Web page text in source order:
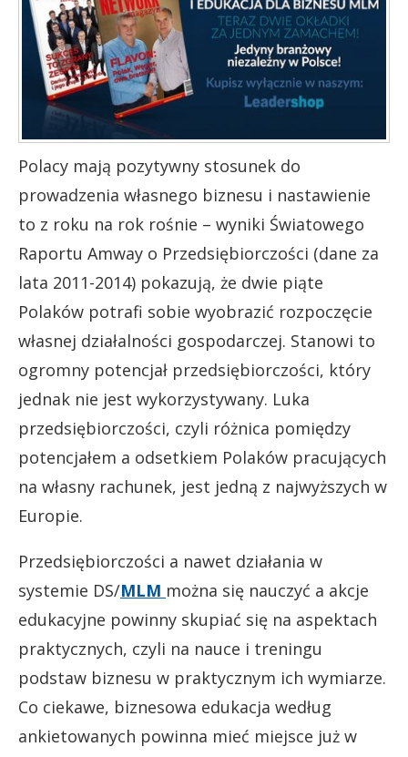
Polacy mają pozytywny stosunek do
prowadzenia własnego biznesu i nastawienie
to z roku na rok rośnie – wyniki Światowego
Raportu Amway o Przedsiębiorczości (dane za
lata 2011-2014) pokazują, że dwie piąte
Polaków potrafi sobie wyobrazić rozpoczęcie
własnej działalności gospodarczej. Stanowi to
ogromny potencjał przedsiębiorczości, który
jednak nie jest wykorzystywany. Luka
przedsiębiorczości, czyli różnica pomiędzy
potencjałem a odsetkiem Polaków pracujących
na własny rachunek, jest jedną z najwyższych w
Europie.
Przedsiębiorczości a nawet działania w
systemie DS/MLM można się nauczyć a akcje
edukacyjne powinny skupiać się na aspektach
praktycznych, czyli na nauce i treningu
podstaw biznesu w praktycznym ich wymiarze.
Co ciekawe, biznesowa edukacja według
ankietowanych powinna mieć miejsce już w